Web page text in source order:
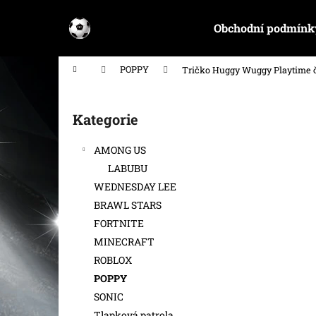
Obchodní
Domů POPPY Tričko Huggy Wuggy Playtime
n
n
í
p
a
n
Přeskočit
kategorie
Kategorie
AMONG US
LABUBU
WEDNESDAY LEE
BRAWL STARS
FORTNITE
MINECRAFT
ROBLOX
POPPY
SONIC
Zpět
Zpět